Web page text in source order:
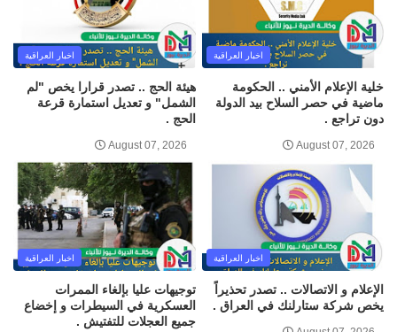
اخبار العراقية
خلية الإعلام الأمني .. الحكومة
ماضية في حصر السلاح بيد الدولة
دون تراجع .
August 07, 2026
اخبار العراقية
هيئة الحج .. تصدر قرارا يخص "لم
الشمل" و تعديل استمارة قرعة
الحج .
August 07, 2026
اخبار العراقية
الإعلام و الاتصالات .. تصدر تحذيراً
يخص شركة ستارلنك في العراق .
اخبار العراقية
توجيهات عليا بإلغاء الممرات
العسكرية في السيطرات و إخضاع
جميع العجلات للتفتيش .